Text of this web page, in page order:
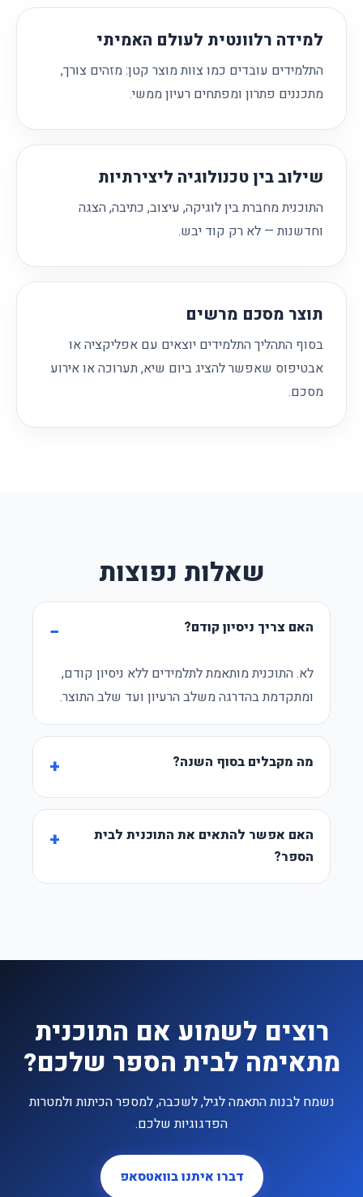
למידה רלוונטית לעולם האמיתי
התלמידים עובדים כמו צוות מוצר קטן: מזהים צורך,
מתכננים פתרון ומפתחים רעיון ממשי.
שילוב בין טכנולוגיה ליצירתיות
התוכנית מחברת בין לוגיקה, עיצוב, כתיבה, הצגה
וחדשנות — לא רק קוד יבש.
תוצר מסכם מרשים
בסוף התהליך התלמידים יוצאים עם אפליקציה או
אבטיפוס שאפשר להציג ביום שיא, תערוכה או אירוע
מסכם.
שאלות נפוצות
האם צריך ניסיון קודם?
לא. התוכנית מותאמת לתלמידים ללא ניסיון קודם,
ומתקדמת בהדרגה משלב הרעיון ועד שלב התוצר.
מה מקבלים בסוף השנה?
האם אפשר להתאים את התוכנית לבית
הספר?
רוצים לשמוע אם התוכנית
מתאימה לבית הספר שלכם?
נשמח לבנות התאמה לגיל, לשכבה, למספר הכיתות ולמטרות
הפדגוגיות שלכם.
דברו איתנו בוואטסאפ